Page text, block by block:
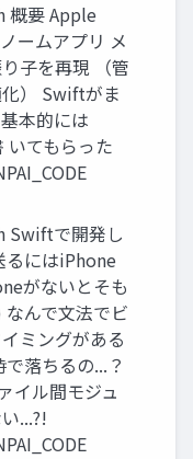
概要 Apple
ームアプリ メ
子を再現 （管
） Swiftがま
本的には
いてもらった
Swiftで開発し
るにはiPhone
がないとそも
んで文法でビ
ミングがある
落ちるの...？
イル間モジュ
...?!